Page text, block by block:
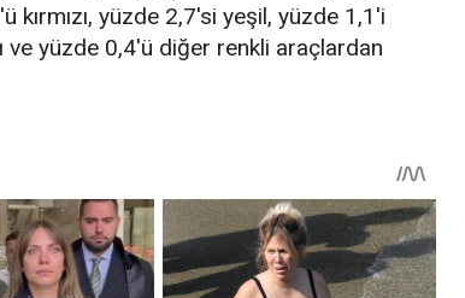
yüzde 2,7'si yeşil, yüzde 1,1'i
yüzde 0,4'ü diğer renkli araçlardan